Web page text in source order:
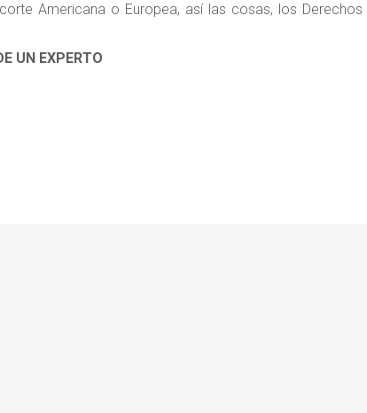
Americana o Europea, así las cosas, los
UN EXPERTO